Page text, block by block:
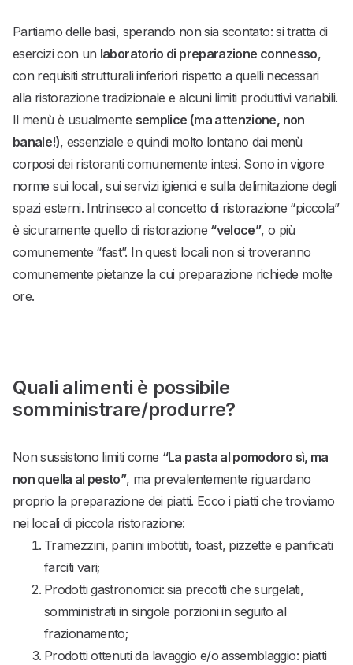
Partiamo delle basi, sperando non sia scontato: si tratta di
esercizi con un laboratorio di preparazione connesso,
con requisiti strutturali inferiori rispetto a quelli necessari
alla ristorazione tradizionale e alcuni limiti produttivi variabili.
Il menù è usualmente semplice (ma attenzione, non
banale!), essenziale e quindi molto lontano dai menù
corposi dei ristoranti comunemente intesi. Sono in vigore
norme sui locali, sui servizi igienici e sulla delimitazione degli
spazi esterni. Intrinseco al concetto di ristorazione “piccola”
è sicuramente quello di ristorazione “veloce”, o più
comunemente “fast”. In questi locali non si troveranno
comunemente pietanze la cui preparazione richiede molte
ore.
Quali alimenti è possibile
somministrare/produrre?
Non sussistono limiti come “La pasta al pomodoro sì, ma
non quella al pesto”, ma prevalentemente riguardano
proprio la preparazione dei piatti. Ecco i piatti che troviamo
nei locali di piccola ristorazione:
Tramezzini, panini imbottiti, toast, pizzette e panificati
farciti vari;
Prodotti gastronomici: sia precotti che surgelati,
somministrati in singole porzioni in seguito al
frazionamento;
Prodotti ottenuti da lavaggio e/o assemblaggio: piatti